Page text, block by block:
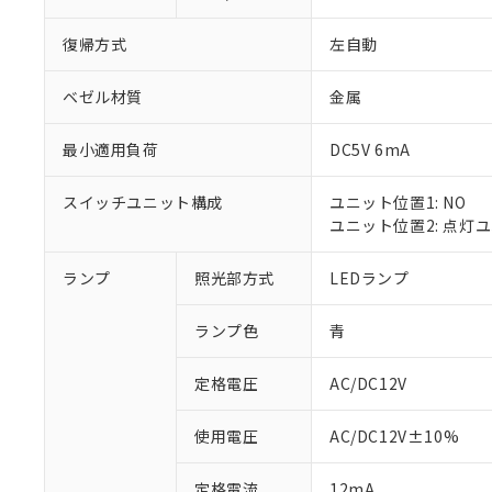
復帰方式 左自動
ベゼル材質 金属
最小適用負荷 DC5V 6mA
スイッチユニット構成
ユニット位置1: NO
ユニット位置2: 点灯
ランプ 照光部方式 LEDランプ
ランプ色 青
定格電圧 AC/DC12V
使用電圧 AC/DC12V±10%
ご利用条件
以下の条件をお
※1 対応状況
対応予定：EU
対応予定なし：
調査・確認中：
非該当品：ライセ
※1 中国